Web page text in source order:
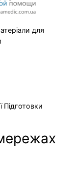
для
Підготовки